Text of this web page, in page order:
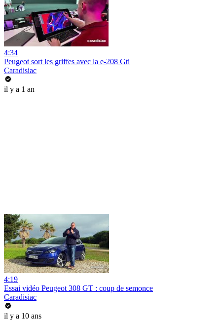
4:34
Peugeot sort les griffes avec la e-208 Gti
Caradisiac
il y a 1 an
4:19
Essai vidéo Peugeot 308 GT : coup de semonce
Caradisiac
il y a 10 ans